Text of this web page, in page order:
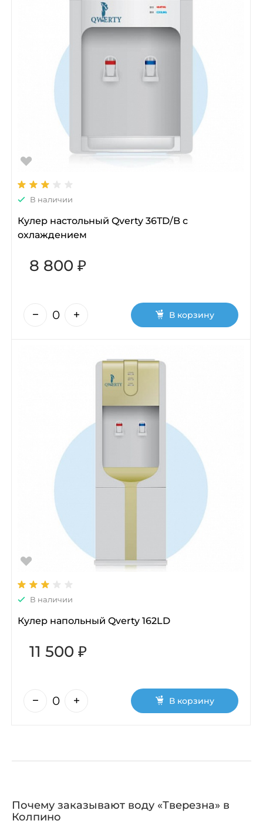
В наличии
Кулер настольный Qverty 36TD/B с
охлаждением
8 800 ₽
В корзину
В наличии
Кулер напольный Qverty 162LD
11 500 ₽
В корзину
Почему заказывают воду «Тверезна» в
Колпино